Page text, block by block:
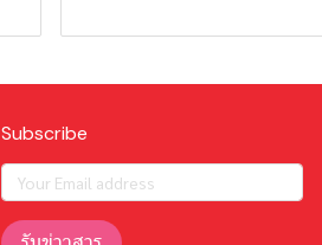
Subscribe